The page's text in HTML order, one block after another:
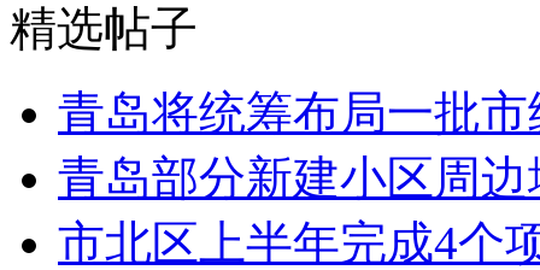
精选帖子
青岛将统筹布局一批市
青岛部分新建小区周
市北区上半年完成4个